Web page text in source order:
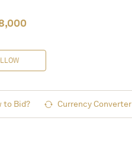
to Bid? Currency Converter